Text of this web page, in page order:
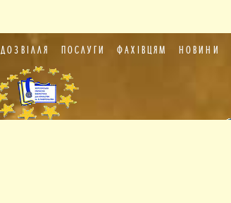
ДОЗВІЛЛЯ ПОСЛУГИ ФАХІВЦЯМ НОВИНИ